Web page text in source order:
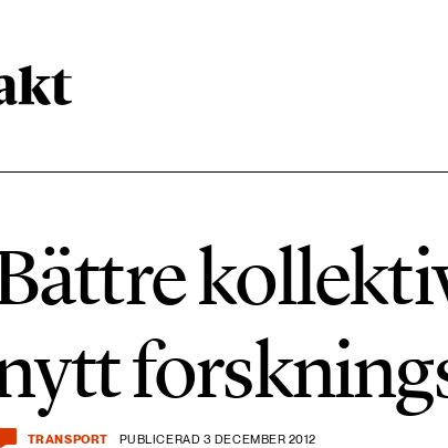
1492 ARTIKLAR
Klimat
612 ARTIKLAR
Mat &
TRANSPORT PUBLICERAD 3 DECEMBER 2012